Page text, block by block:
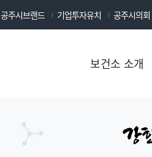
공주시브랜드 기업투자유치 공주시의회
보건소 소개